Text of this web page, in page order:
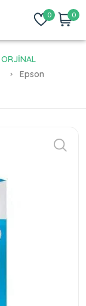
0 0
ORJİNAL
Epson